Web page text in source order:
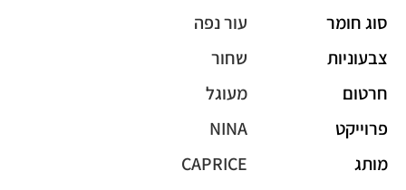
סוג חומר
עור נפה
צבעוניות
שחור
חרטום
מעוגל
פרוייקט
NINA
מותג
CAPRICE